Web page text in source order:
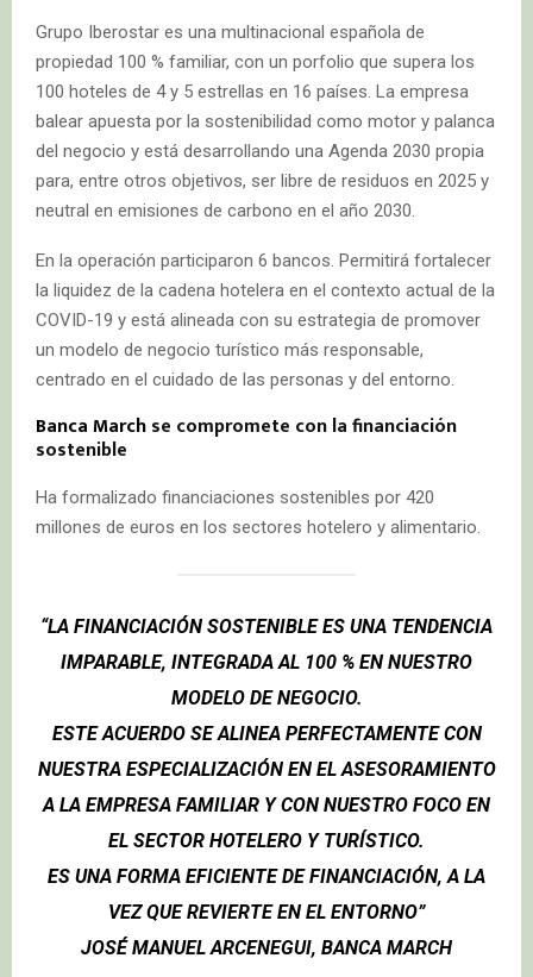
Grupo Iberostar es una multinacional española de
propiedad 100 % familiar, con un porfolio que supera los
100 hoteles de 4 y 5 estrellas en 16 países. La empresa
balear apuesta por la sostenibilidad como motor y palanca
del negocio y está desarrollando una Agenda 2030 propia
para, entre otros objetivos, ser libre de residuos en 2025 y
neutral en emisiones de carbono en el año 2030.
En la operación participaron 6 bancos. Permitirá fortalecer
la liquidez de la cadena hotelera en el contexto actual de la
COVID-19 y está alineada con su estrategia de promover
un modelo de negocio turístico más responsable,
centrado en el cuidado de las personas y del entorno.
Banca Marchse compromete con la financiación
sostenible
Ha formalizado financiaciones sostenibles por 420
millones de euros en los sectores hotelero y alimentario.
“LA FINANCIACIÓN SOSTENIBLE ES UNA TENDENCIA
IMPARABLE, INTEGRADA AL 100 % EN NUESTRO
MODELO DE NEGOCIO.
ESTE ACUERDO SE ALINEA PERFECTAMENTE CON
NUESTRA ESPECIALIZACIÓN EN EL ASESORAMIENTO
A LA EMPRESA FAMILIAR Y CON NUESTRO FOCO EN
EL SECTOR HOTELERO Y TURÍSTICO.
ES UNA FORMA EFICIENTE DE FINANCIACIÓN, A LA
VEZ QUE REVIERTE EN EL ENTORNO”
JOSÉ MANUEL ARCENEGUI, BANCA MARCH